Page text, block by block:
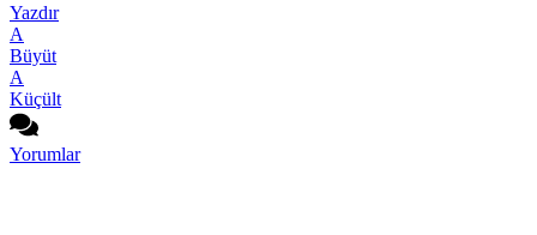
Yazdır
A
Büyüt
A
Küçült
Yorumlar